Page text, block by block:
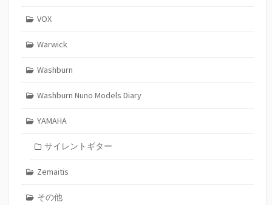
VOX
Warwick
Washburn
Washburn Nuno Models Diary
YAMAHA
サイレントギター
Zemaitis
その他